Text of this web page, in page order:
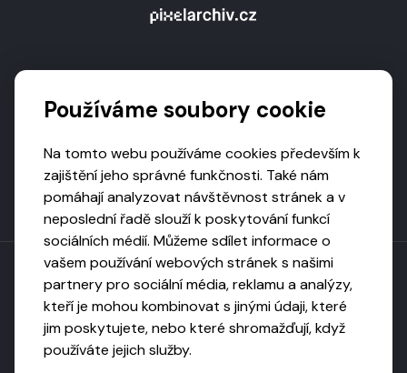
Toto dílo podléhá licenci CC BY-NC-ND
Uveďte původ, neužívejte komerčně, nezpracovávejte.
Používáme soubory cookie
Na tomto webu používáme cookies především k
zajištění jeho správné funkčnosti. Také nám
pomáhají analyzovat návštěvnost stránek a v
neposlední řadě slouží k poskytování funkcí
sociálních médií. Můžeme sdílet informace o
vašem používání webových stránek s našimi
partnery pro sociální média, reklamu a analýzy,
kteří je mohou kombinovat s jinými údaji, které
jim poskytujete, nebo které shromažďují, když
používáte jejich služby.